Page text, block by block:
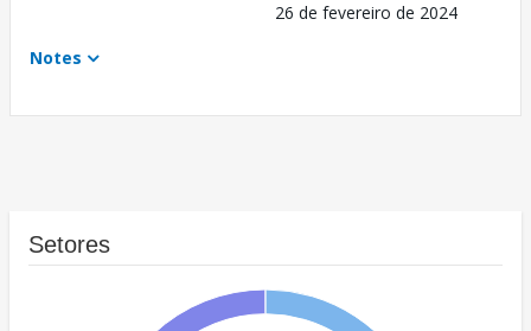
26 de fevereiro de 2024
Notes
Setores